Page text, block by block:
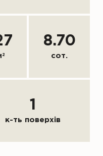
2
8.70
сот.
1
к-ть поверхів